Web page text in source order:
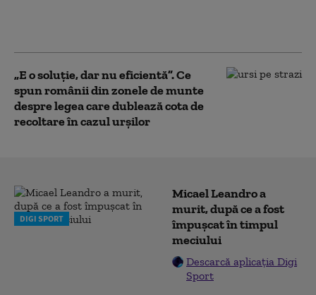
„E o soluție, dar nu eficientă”. Ce
spun românii din zonele de munte
despre legea care dublează cota de
recoltare în cazul urșilor
DIGI SPORT
Micael Leandro a
murit, după ce a fost
împușcat în timpul
meciului
Descarcă aplicația Digi
Sport